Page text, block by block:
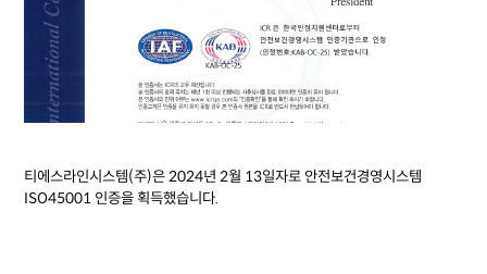
티에스라인시스템(주)은 2024년 2월 13일자로 안전보건경영시스템
ISO45001 인증을 획득했습니다.